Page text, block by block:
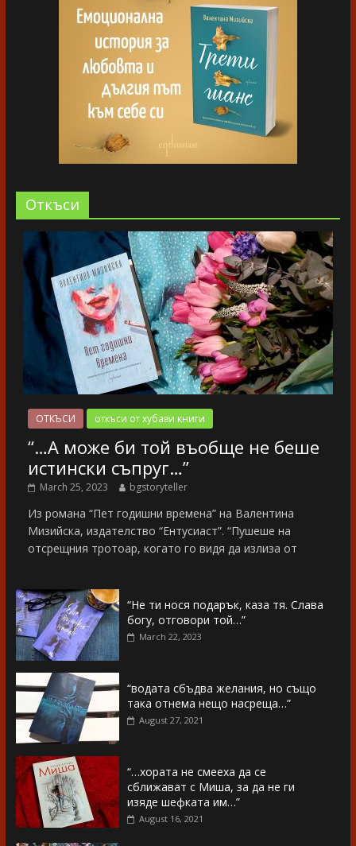
Oткъси
ОТКЪСИ откъси от хубави книги
“…А може би той въобще не беше
истински съпруг…”
March 25, 2023 bgstoryteller
Из романа “Пет годишни времена” на Валентина
Мизийска, издателство “Ентусиаст”. “Пушеше на
отсрещния тротоар, когато го видя да излиза от
“Не ти нося подарък, каза тя. Слава
богу, отговори той…”
March 22, 2023
“водата сбъдва желания, но също
така отнема нещо насреща…”
August 27, 2021
“…хората не смееха да се
сближават с Миша, за да не ги
изяде шефката им…”
August 16, 2021